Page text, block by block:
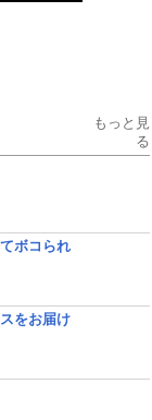
もっと見
る
ボコられ
をお届け